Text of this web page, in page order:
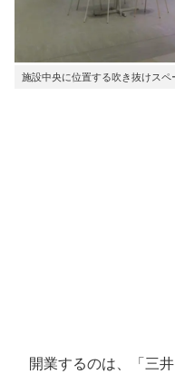
施設中央に位置する吹き抜けスペ
開業するのは、「三井